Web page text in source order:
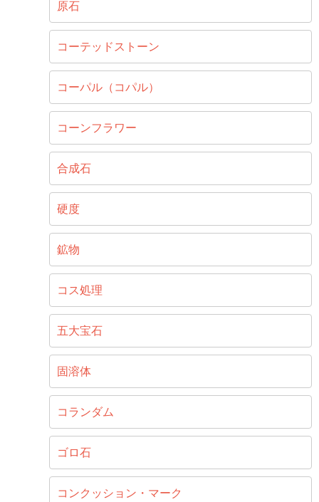
原石
コーテッドストーン
コーパル（コパル）
コーンフラワー
合成石
硬度
鉱物
コス処理
五大宝石
固溶体
コランダム
ゴロ石
コンクッション・マーク